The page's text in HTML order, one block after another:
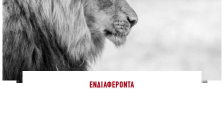
ΕΝΔΙΑΦΈΡΟΝΤΑ